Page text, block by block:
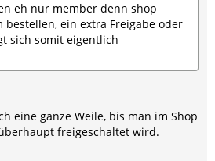
eh nur member denn shop
bestellen, ein extra Freigabe oder
sich somit eigentlich
eine ganze Weile, bis man im Shop
freigeschaltet wird.